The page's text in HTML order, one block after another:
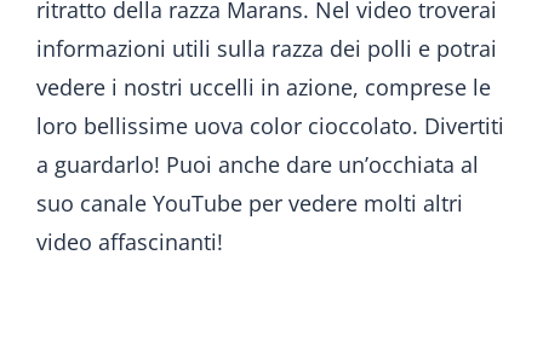
ritratto della razza Marans. Nel video troverai
informazioni utili sulla razza dei polli e potrai
vedere i nostri uccelli in azione, comprese le
loro bellissime uova color cioccolato. Divertiti
a guardarlo! Puoi anche dare un’occhiata al
suo canale YouTube per vedere molti altri
video affascinanti!